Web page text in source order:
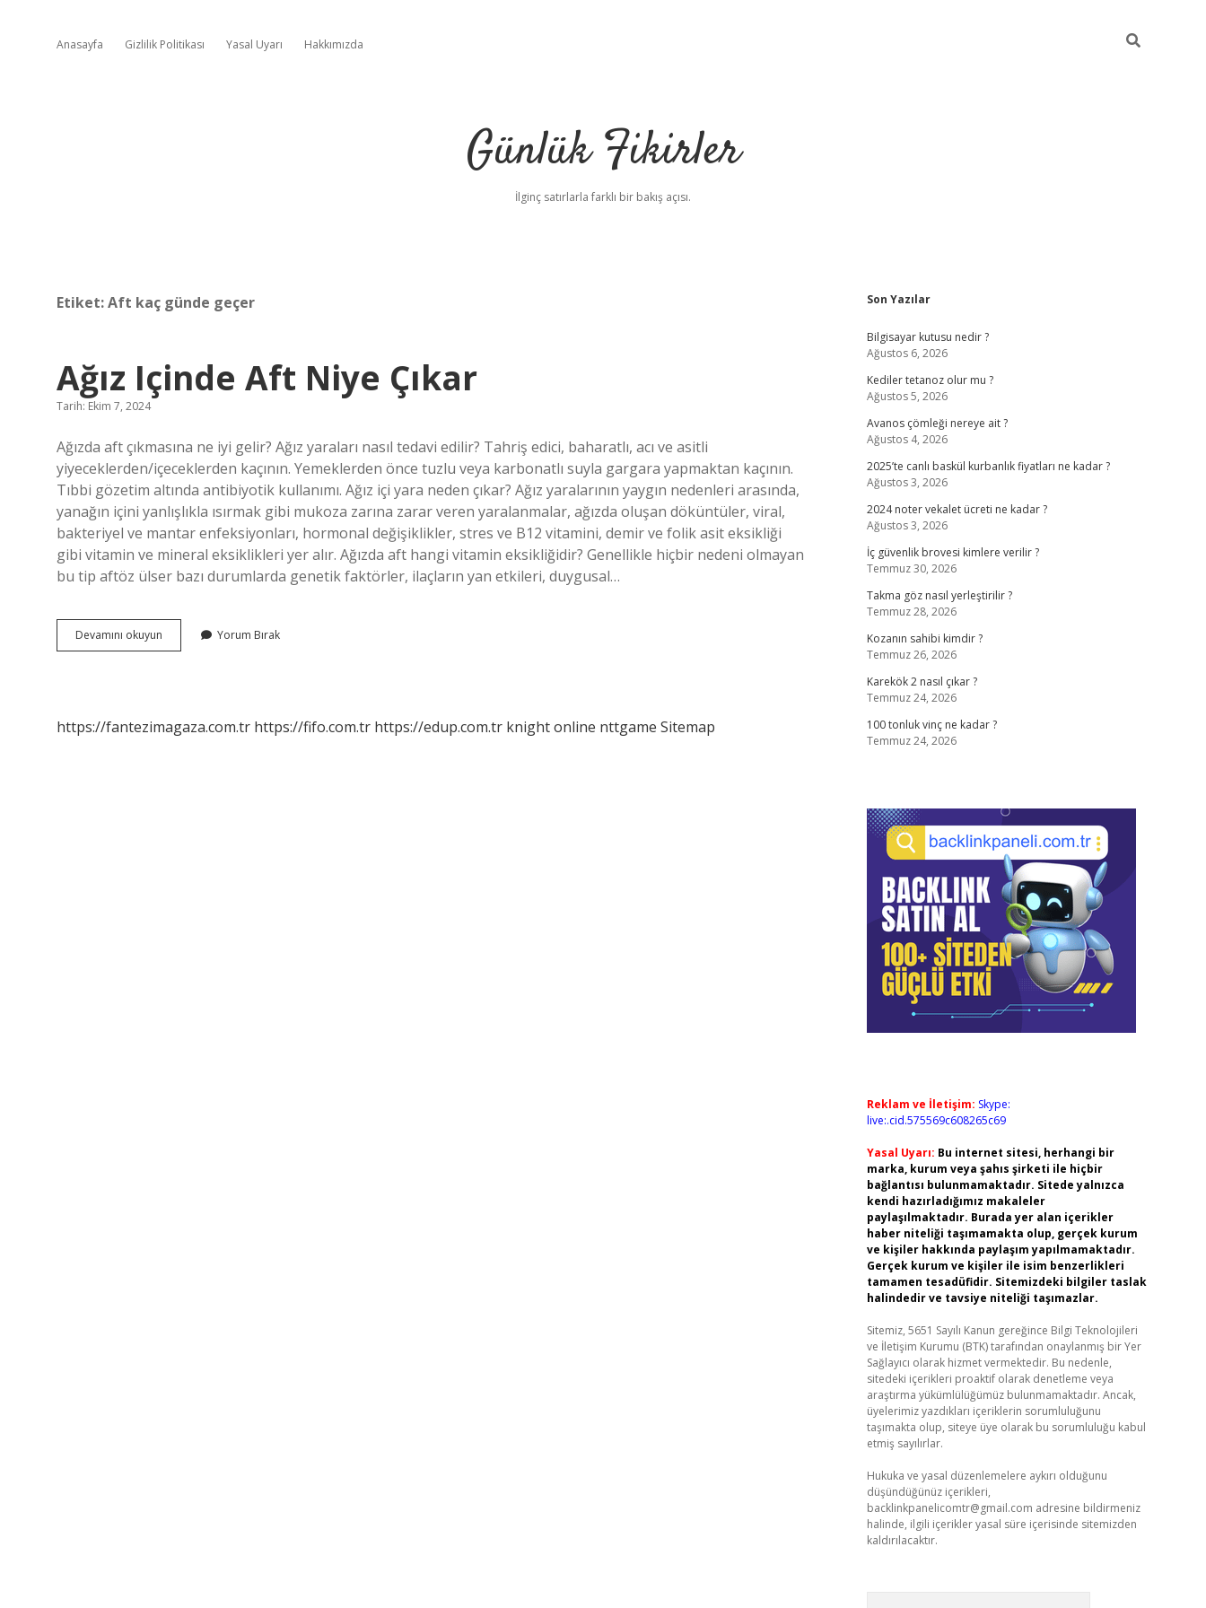
Anasayfa Gizlilik Politikası Yasal Uyarı Hakkımızda
Günlük Fikirler
İlginç satırlarla farklı bir bakış açısı.
Etiket:Aft kaç günde geçer
Ağız Içinde Aft Niye Çıkar
Tarih: Ekim 7, 2024
Ağızda aft çıkmasına ne iyi gelir? Ağız yaraları nasıl tedavi edilir? Tahriş edici, baharatlı, acı ve asitli
yiyeceklerden/içeceklerden kaçının. Yemeklerden önce tuzlu veya karbonatlı suyla gargara yapmaktan kaçının.
Tıbbi gözetim altında antibiyotik kullanımı. Ağız içi yara neden çıkar? Ağız yaralarının yaygın nedenleri arasında,
yanağın içini yanlışlıkla ısırmak gibi mukoza zarına zarar veren yaralanmalar, ağızda oluşan döküntüler, viral,
bakteriyel ve mantar enfeksiyonları, hormonal değişiklikler, stres ve B12 vitamini, demir ve folik asit eksikliği
gibi vitamin ve mineral eksiklikleri yer alır. Ağızda aft hangi vitamin eksikliğidir? Genellikle hiçbir nedeni olmayan
bu tip aftöz ülser bazı durumlarda genetik faktörler, ilaçların yan etkileri, duygusal…
Devamını okuyun
Içinde
Yorum Bırak
https://fantezimagaza.com.tr https://fifo.com.tr https://edup.com.tr knight online nttgame Sitemap
Sidebar
Son Yazılar
Bilgisayar kutusu nedir ?
Ağustos 6, 2026
Kediler tetanoz olur mu ?
Ağustos 5, 2026
Avanos çömleği nereye ait ?
Ağustos 4, 2026
2025’te canlı baskül kurbanlık fiyatları ne kadar ?
Ağustos 3, 2026
2024 noter vekalet ücreti ne kadar ?
Ağustos 3, 2026
İç güvenlik brovesi kimlere verilir ?
Temmuz 30, 2026
Takma göz nasıl yerleştirilir ?
Temmuz 28, 2026
Kozanın sahibi kimdir ?
Temmuz 26, 2026
Karekök 2 nasıl çıkar ?
Temmuz 24, 2026
100 tonluk vinç ne kadar ?
Temmuz 24, 2026
Reklam ve İletişim: Skype:
live:.cid.575569c608265c69
Yasal Uyarı: Bu internet sitesi, herhangi bir
marka, kurum veya şahıs şirketi ile hiçbir
bağlantısı bulunmamaktadır. Sitede yalnızca
kendi hazırladığımız makaleler
paylaşılmaktadır. Burada yer alan içerikler
haber niteliği taşımamakta olup, gerçek kurum
ve kişiler hakkında paylaşım yapılmamaktadır.
Gerçek kurum ve kişiler ile isim benzerlikleri
tamamen tesadüfidir. Sitemizdeki bilgiler taslak
halindedir ve tavsiye niteliği taşımazlar.
Sitemiz, 5651 Sayılı Kanun gereğince Bilgi Teknolojileri
ve İletişim Kurumu (BTK) tarafından onaylanmış bir Yer
Sağlayıcı olarak hizmet vermektedir. Bu nedenle,
sitedeki içerikleri proaktif olarak denetleme veya
araştırma yükümlülüğümüz bulunmamaktadır. Ancak,
üyelerimiz yazdıkları içeriklerin sorumluluğunu
taşımakta olup, siteye üye olarak bu sorumluluğu kabul
etmiş sayılırlar.
Hukuka ve yasal düzenlemelere aykırı olduğunu
düşündüğünüz içerikleri,
backlinkpanelicomtr@gmail.com adresine bildirmeniz
halinde, ilgili içerikler yasal süre içerisinde sitemizden
kaldırılacaktır.